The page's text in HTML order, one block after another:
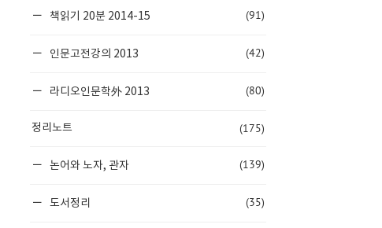
책읽기 20분 2014-15 (91)
인문고전강의 2013 (42)
라디오인문학外 2013 (80)
정리노트 (175)
논어와 노자, 관자 (139)
도서정리 (35)